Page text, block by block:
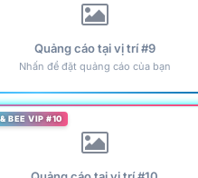
Quảng cáo tại vị trí #9
Nhấn để đặt quảng cáo của bạn
BEE VIP #10